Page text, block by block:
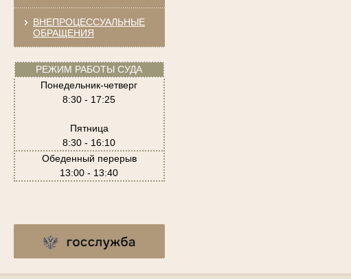
ВНЕПРОЦЕССУАЛЬНЫЕ
ОБРАЩЕНИЯ
РЕЖИМ РАБОТЫ СУДА
Понедельник-четверг
8:30 - 17:25
Пятница
8:30 - 16:10
Обеденный перерыв
13:00 - 13:40